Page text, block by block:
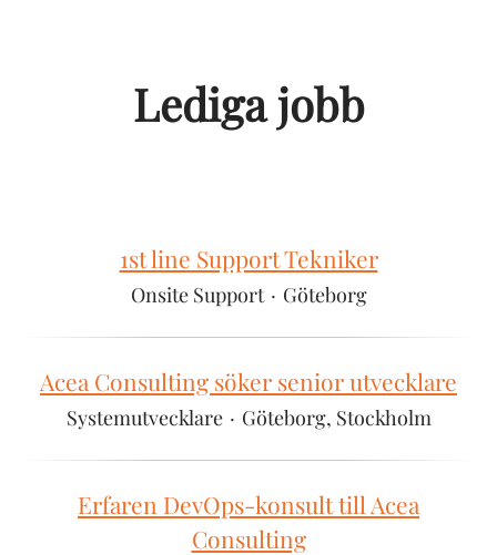
Lediga jobb
1st line Support Tekniker
Onsite Support · Göteborg
Acea Consulting söker senior utvecklare
Systemutvecklare · Göteborg, Stockholm
Erfaren DevOps-konsult till Acea
Consulting